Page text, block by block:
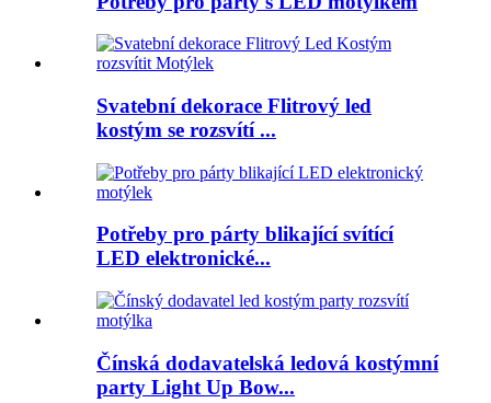
Svatební dekorace Flitrový led
kostým se rozsvítí ...
Potřeby pro párty blikající svítící
LED elektronické...
Čínská dodavatelská ledová kostýmní
party Light Up Bow...